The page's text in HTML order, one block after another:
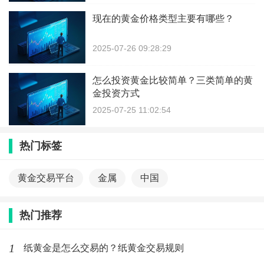
现在的黄金价格类型主要有哪些？
2025-07-26 09:28:29
怎么投资黄金比较简单？三类简单的黄
金投资方式
2025-07-25 11:02:54
热门标签
黄金交易平台 金属 中国
热门推荐
1 纸黄金是怎么交易的？纸黄金交易规则